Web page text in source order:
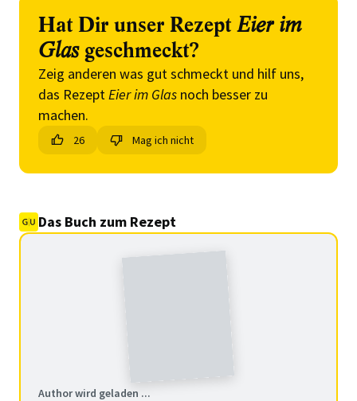
Hat Dir unser Rezept Eier im
Glasgeschmeckt?
Zeig anderen was gut schmeckt und hilf uns,
das RezeptEier im Glas noch besser zu
machen.
26 Mag ich nicht
Das Buch zum Rezept
Author wird geladen ...